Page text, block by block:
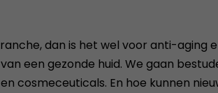
dan is het wel voor anti-aging
een gezonde huid. We gaan
cosmeceuticals. En hoe kunnen